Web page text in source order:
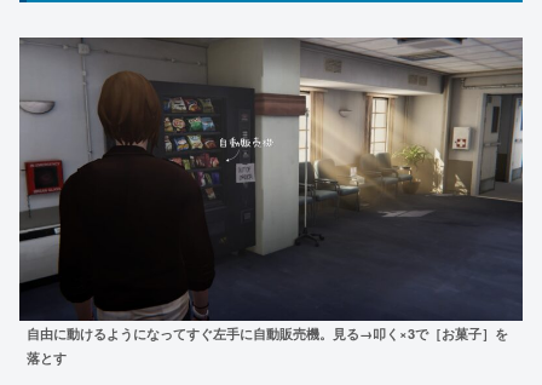
自由に動けるようになってすぐ左手に自動販売機。見る→叩く×3で［お菓子］を
落とす